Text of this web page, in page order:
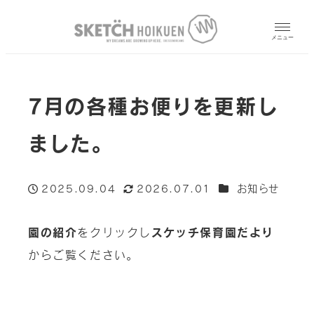
メニュー
7月の各種お便りを更新し
ました。
投稿日
2025.09.04
2026.07.01 カテゴリー
お知らせ
園の紹介をクリックし スケッチ保育園だより
からご覧ください。